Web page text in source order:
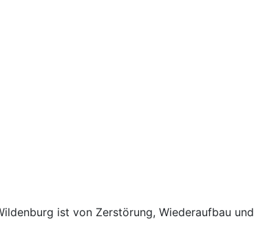
ist von Zerstörung, Wiederaufbau und